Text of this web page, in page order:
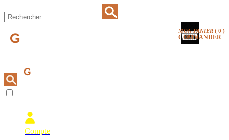
MON PANIER ( 0 )
COMMANDER
Compte